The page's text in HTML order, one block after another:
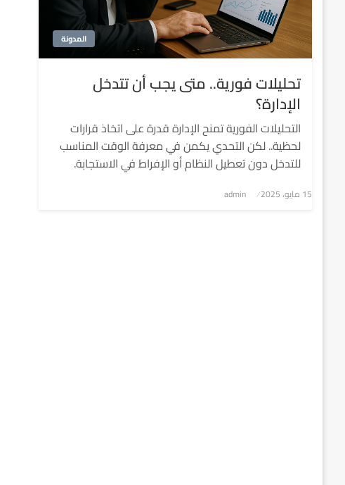
المدونة
تحليلات فورية.. متى يجب أن تتدخل
الإدارة؟
التحليلات الفورية تمنح الإدارة قدرة على اتخاذ قرارات
لحظية.. لكن التحدي يكمن في معرفة الوقت المناسب
للتدخل دون تعطيل النظام أو الإفراط في الاستجابة.
نُشر
15 مايو، 2025 admin